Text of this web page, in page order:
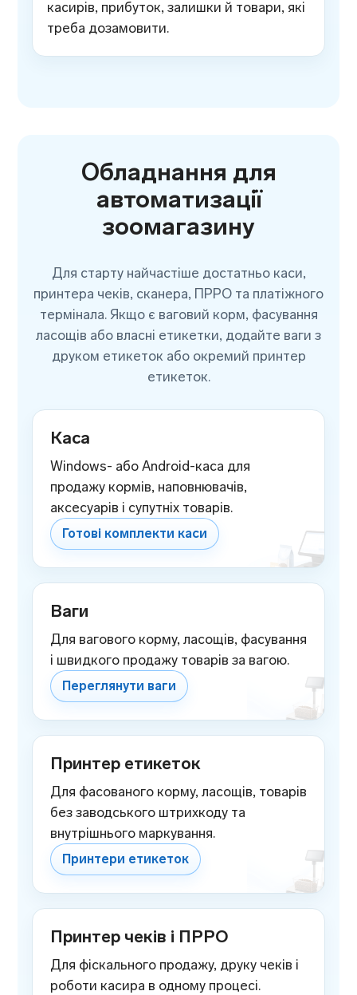
касирів, прибуток, залишки й товари, які
треба дозамовити.
Обладнання для
автоматизації
зоомагазину
Для старту найчастіше достатньо каси,
принтера чеків, сканера, ПРРО та платіжного
термінала. Якщо є ваговий корм, фасування
ласощів або власні етикетки, додайте ваги з
друком етикеток або окремий принтер
етикеток.
Каса
Windows- або Android-каса для
продажу кормів, наповнювачів,
аксесуарів і супутніх товарів.
Готові комплекти каси
Ваги
Для вагового корму, ласощів, фасування
і швидкого продажу товарів за вагою.
Переглянути ваги
Принтер етикеток
Для фасованого корму, ласощів, товарів
без заводського штрихкоду та
внутрішнього маркування.
Принтери етикеток
Принтер чеків і ПРРО
Для фіскального продажу, друку чеків і
роботи касира в одному процесі.